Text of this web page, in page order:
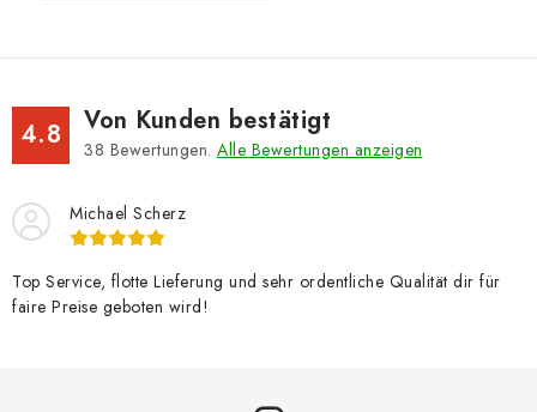
4.8 Von Kunden bestätigt
38 Bewertungen. Alle Bewertungen anzeigen
Michael Scherz
Top Service, flotte Lieferung und sehr ordentliche Qualität dir für
faire Preise geboten wird!